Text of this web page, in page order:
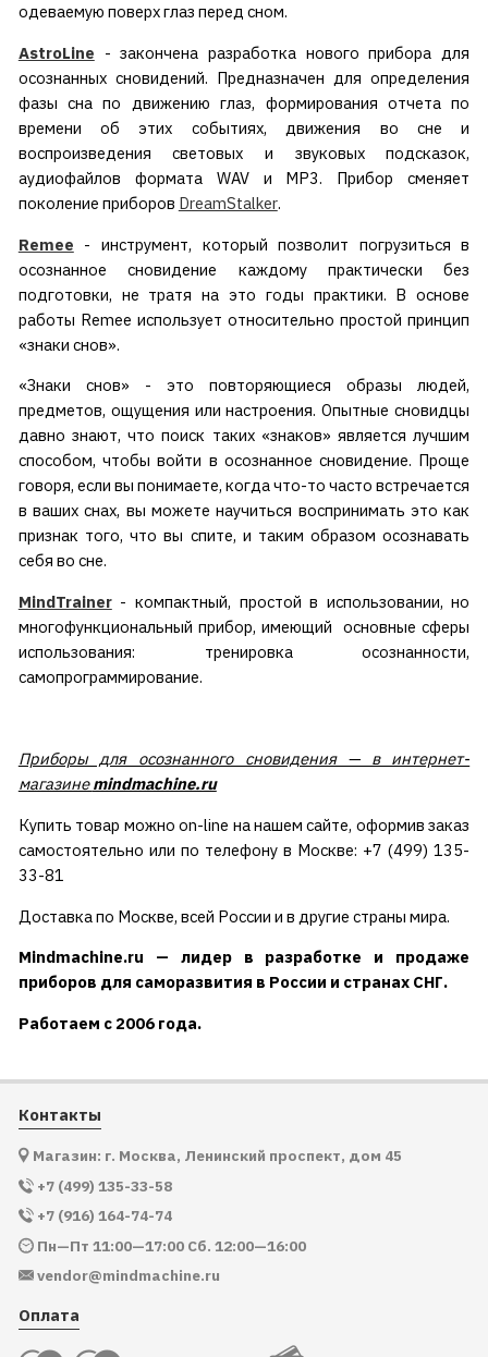
одеваемую поверх глаз перед сном.
AstroLine - закончена разработка нового прибора для
осознанных сновидений. Предназначен для определения
фазы сна по движению глаз, формирования отчета по
времени об этих событиях, движения во сне и
воспроизведения световых и звуковых подсказок,
аудиофайлов формата WAV и MP3. Прибор сменяет
поколение приборов DreamStalker.
Remee - инструмент, который позволит погрузиться в
осознанное сновидение каждому практически без
подготовки, не тратя на это годы практики. В основе
работы Remee использует относительно простой принцип
«знаки снов».
«Знаки снов» - это повторяющиеся образы людей,
предметов, ощущения или настроения. Опытные сновидцы
давно знают, что поиск таких «знаков» является лучшим
способом, чтобы войти в осознанное сновидение. Проще
говоря, если вы понимаете, когда что-то часто встречается
в ваших снах, вы можете научиться воспринимать это как
признак того, что вы спите, и таким образом осознавать
себя во сне.
MindTrainer- компактный, простой в использовании, но
многофункциональный прибор, имеющий основные сферы
использования: тренировка осознанности,
самопрограммирование.
Приборы для осознанного сновидения — в интернет-
магазинеmindmachine.ru
Купить товар можно on-line на нашем сайте, оформив заказ
самостоятельно или по телефону в Москве: +7 (499) 135-
33-81
Доставка по Москве, всей России и в другие страны мира.
Mindmachine.ru — лидер в разработке и продаже
приборов для саморазвития в России и странах СНГ.
Работаем с 2006 года.
Контакты
Магазин: г. Москва, Ленинский проспект, дом 45
+7 (499) 135-33-58
+7 (916) 164-74-74
Пн—Пт 11:00—17:00 Сб. 12:00—16:00
vendor@mindmachine.ru
Оплата